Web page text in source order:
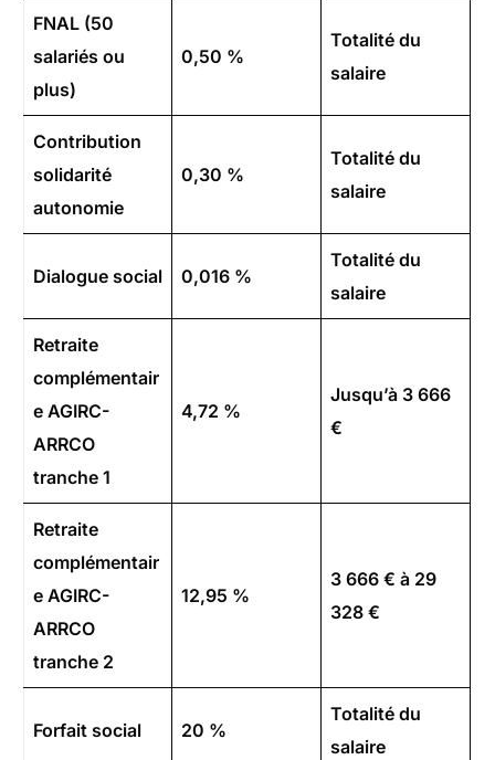
FNAL (50
salariés ou
plus)
0,50 %
Totalité du
salaire
Contribution
solidarité
autonomie
0,30 %
Totalité du
salaire
Dialogue social 0,016 %
Totalité du
salaire
Retraite
complémentair
e AGIRC-
ARRCO
tranche 1
4,72 %
Jusqu’à 3 666
€
Retraite
complémentair
e AGIRC-
ARRCO
tranche 2
12,95 %
3 666 € à 29
328 €
Forfait social 20 %
Totalité du
salaire